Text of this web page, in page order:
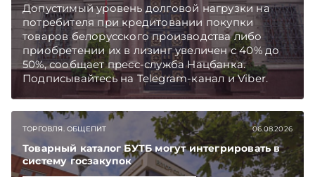
Допустимый уровень долговой нагрузки на
потребителя при кредитовании покупки
товаров белорусского производства либо
приобретении их в лизинг увеличен с 40% до
50%, сообщает пресс-служба Нацбанка.
Подписывайтесь на Telegram‑канал и Viber.
Главное об экономике Беларуси — раньше,
ТОРГОВЛЯ. ОБЩЕПИТ 06.08.2026
Товарный каталог БУТБ могут интегрировать в
систему госзакупок